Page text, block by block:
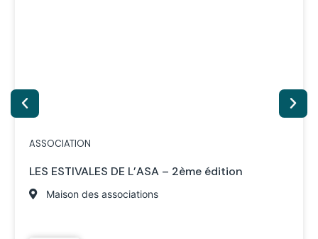
ASSOCIATION
LES ESTIVALES DE L’ASA – 2ème édition
Maison des associations